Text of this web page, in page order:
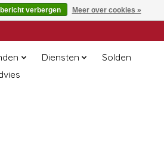
Diensten
Solden
verbergen Meer over cookies »